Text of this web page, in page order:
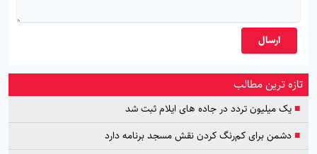
ارسال
تازه ترین مطالب
■یک میلیون تردد در جاده های ایلام ثبت شد
■دشمن برای کم‌رنگ کردن نقش مسجد برنامه دارد